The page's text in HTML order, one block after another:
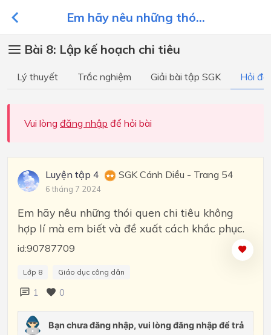
Em hãy nêu những thó...
Bài 8: Lập kế hoạch chi tiêu
Lý thuyết Trắc nghiệm Giải bài tập SGK Hỏi
Vui lòng đăng nhập để hỏi bài
Luyện tập 4 SGK Cánh Diều - Trang 54
6 tháng 7 2024
Em hãy nêu những thói quen chi tiêu không
hợp lí mà em biết và đề xuất cách khắc phục.
id:90787709
Lớp 8 Giáo dục công dân
1 0